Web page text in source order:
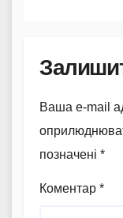
Ваша e-mail
позначені *
Коментар *